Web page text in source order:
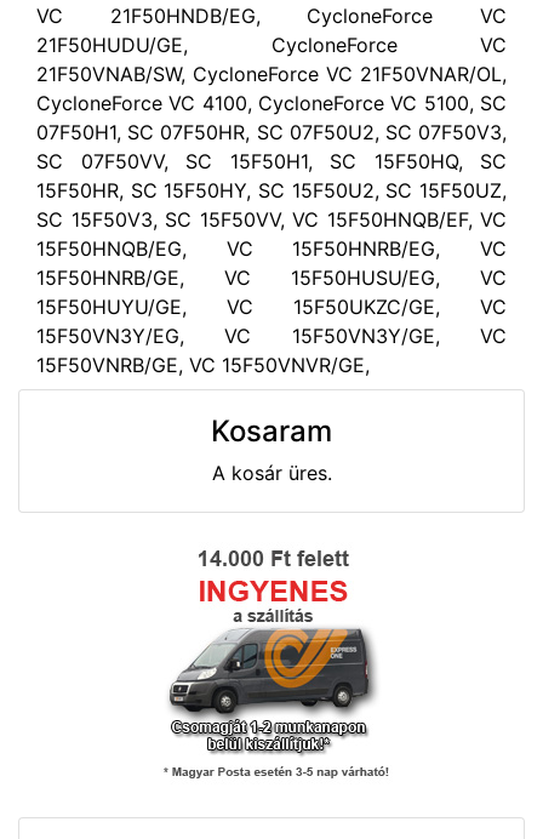
VC 21F50HNDB/EG, CycloneForce VC
21F50HUDU/GE, CycloneForce VC
21F50VNAB/SW, CycloneForce VC 21F50VNAR/OL,
CycloneForce VC 4100, CycloneForce VC 5100, SC
07F50H1, SC 07F50HR, SC 07F50U2, SC 07F50V3,
SC 07F50VV, SC 15F50H1, SC 15F50HQ, SC
15F50HR, SC 15F50HY, SC 15F50U2, SC 15F50UZ,
SC 15F50V3, SC 15F50VV, VC 15F50HNQB/EF, VC
15F50HNQB/EG, VC 15F50HNRB/EG, VC
15F50HNRB/GE, VC 15F50HUSU/EG, VC
15F50HUYU/GE, VC 15F50UKZC/GE, VC
15F50VN3Y/EG, VC 15F50VN3Y/GE, VC
15F50VNRB/GE, VC 15F50VNVR/GE,
Kosaram
A kosár üres.